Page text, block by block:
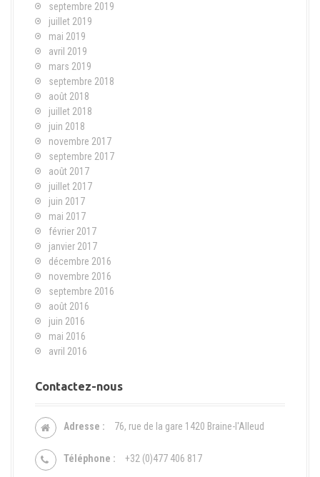
septembre 2019
juillet 2019
mai 2019
avril 2019
mars 2019
septembre 2018
août 2018
juillet 2018
juin 2018
novembre 2017
septembre 2017
août 2017
juillet 2017
juin 2017
mai 2017
février 2017
janvier 2017
décembre 2016
novembre 2016
septembre 2016
août 2016
juin 2016
mai 2016
avril 2016
Contactez-nous
Adresse : 76, rue de la gare 1420 Braine-l'Alleud
Téléphone : +32 (0)477 406 817